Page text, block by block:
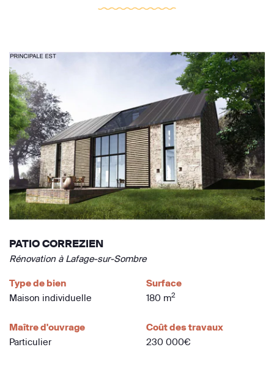
PATIO CORREZIEN
Rénovation à Lafage-sur-Sombre
Type de bien
Maison individuelle
Surface
180 m2
Maître d'ouvrage
Particulier
Coût des travaux
230 000€